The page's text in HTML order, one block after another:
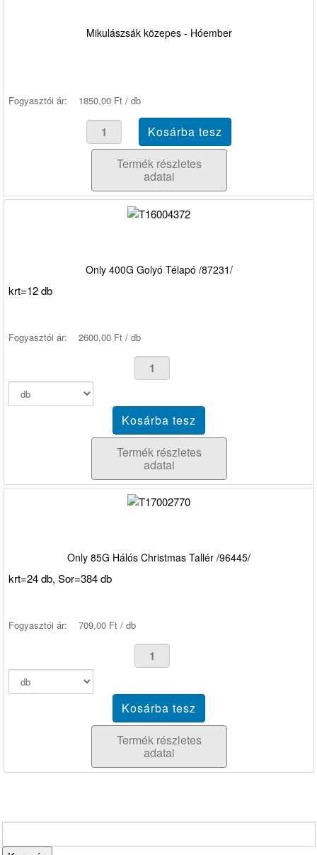
Mikulászsák közepes - Hóember
Fogyasztói ár: 1850,00 Ft / db
Termék részletes
adatai
Only 400G Golyó Télapó /87231/
krt=12 db
Fogyasztói ár: 2600,00 Ft / db
Termék részletes
adatai
Only 85G Hálós Christmas Tallér /96445/
krt=24 db, Sor=384 db
Fogyasztói ár: 709,00 Ft / db
Termék részletes
adatai